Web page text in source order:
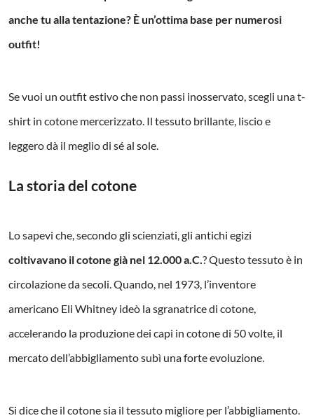
anche tu alla tentazione? È un’ottima base per numerosi
outfit!
Se vuoi un outfit estivo che non passi inosservato, scegli una t-
shirt in cotone mercerizzato. Il tessuto brillante, liscio e
leggero dà il meglio di sé al sole.
La storia del cotone
Lo sapevi che, secondo gli scienziati, gli antichi egizi
coltivavano il cotone già nel 12.000 a.C.? Questo tessuto è in
circolazione da secoli. Quando, nel 1973, l’inventore
americano Eli Whitney ideò la sgranatrice di cotone,
accelerando la produzione dei capi in cotone di 50 volte, il
mercato dell’abbigliamento subì una forte evoluzione.
Si dice che il cotone sia il tessuto migliore per l’abbigliamento.